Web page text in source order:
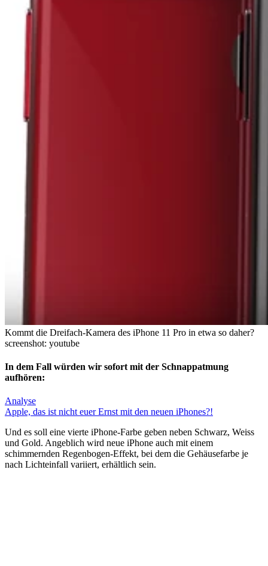
Kommt die Dreifach-Kamera des iPhone 11 Pro in etwa so daher?
screenshot: youtube
In dem Fall würden wir sofort mit der Schnappatmung
aufhören:
Analyse
Apple, das ist nicht euer Ernst mit den neuen iPhones?!
Und es soll eine vierte iPhone-Farbe geben neben Schwarz, Weiss
und Gold. Angeblich wird neue iPhone auch mit einem
schimmernden Regenbogen-Effekt, bei dem die Gehäusefarbe je
nach Lichteinfall variiert, erhältlich sein.